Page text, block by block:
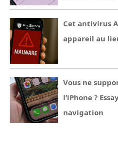
Cet antivirus
appareil au
Vous ne
l’iPhone ?
navigation